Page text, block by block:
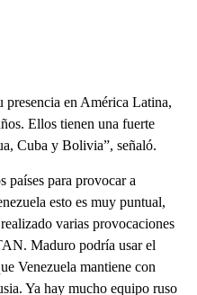
presencia en América Latina,
Ellos tienen una fuerte
Cuba y Bolivia”, señaló.
países para provocar a
esto es muy puntual,
varias provocaciones
Maduro podría usar el
Venezuela mantiene con
Ya hay mucho equipo ruso